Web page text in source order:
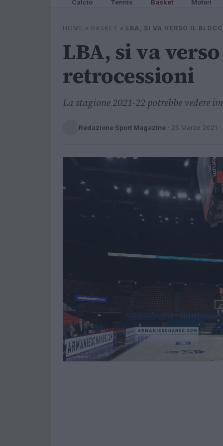
Calcio Tennis Basket Motori
HOME » BASKET » LBA, SI VA VERSO IL
LBA, si va
retrocessioni
La stagione 2021-22 potrebbe vedere
Redazione Sport Magazine · 25 Marzo 2021